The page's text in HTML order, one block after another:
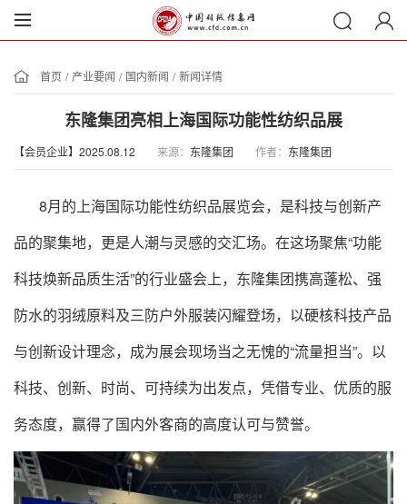
首页 / 产业要闻 / 国内新闻 / 新闻详情
东隆集团亮相上海国际功能性纺织品展
【会员企业】2025.08.12 来源： 东隆集团 作者： 东隆集团
8月的上海国际功能性纺织品展览会，是科技与创新产
品的聚集地，更是人潮与灵感的交汇场。在这场聚焦“功能
科技焕新品质生活”的行业盛会上，东隆集团携高蓬松、强
防水的羽绒原料及三防户外服装闪耀登场，以硬核科技产品
与创新设计理念，成为展会现场当之无愧的“流量担当”。以
科技、创新、时尚、可持续为出发点，凭借专业、优质的服
务态度，赢得了国内外客商的高度认可与赞誉。